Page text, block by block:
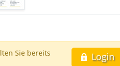
Login
Sie bereits